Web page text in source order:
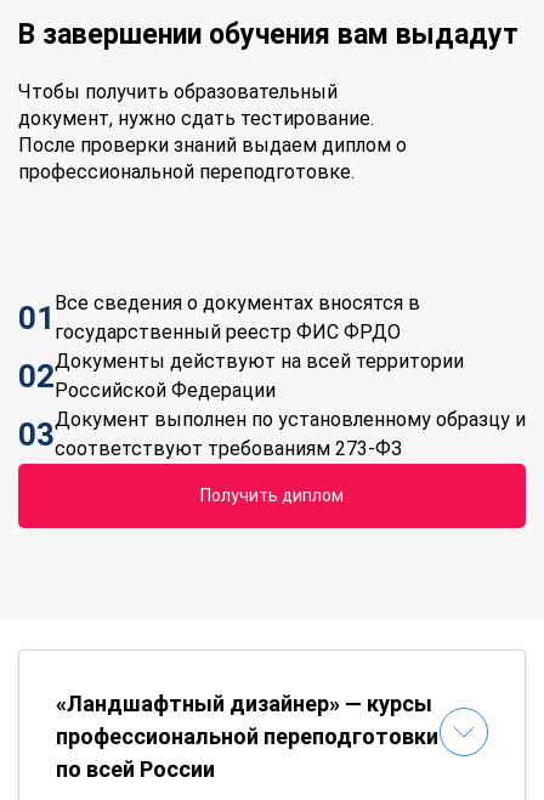
В завершении обучения вам выдадут
Чтобы получить образовательный
документ, нужно сдать тестирование.
После проверки знаний выдаем диплом о
профессиональной переподготовке.
01 Все сведения о документах вносятся в
государственный реестр ФИС ФРДО
02Документы действуют на всей территории
Российской Федерации
03Документ выполнен по установленному образцу и
соответствуют требованиям 273-ФЗ
Получить диплом
«Ландшафтный дизайнер» — курсы
профессиональной переподготовки
по всей России